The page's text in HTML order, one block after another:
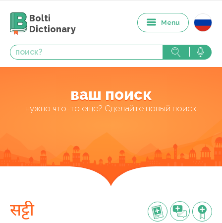
Bolti
Dictionary
Menu
ваш поиск
нужно что-то еще? Сделайте новый поиск
सट्टी